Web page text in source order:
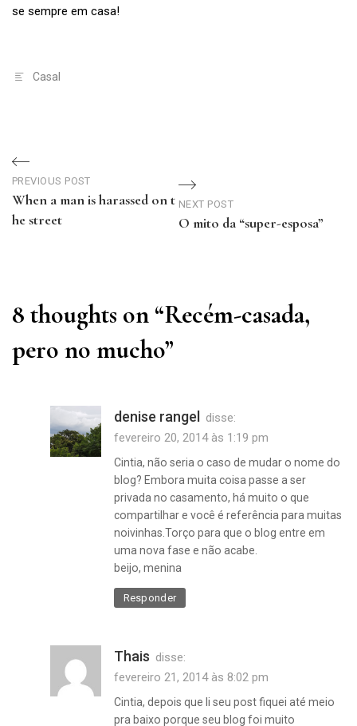
se sempre em casa!
Casal
Navegação
de
PREVIOUS POST
When a man is harassed on t
he street
NEXT POST
O mito da “super-esposa”
8 thoughts on “Recém-casada,
pero no mucho”
denise rangel disse:
fevereiro 20, 2014 às 1:19 pm
Cintia, não seria o caso de mudar o nome do
blog? Embora muita coisa passe a ser
privada no casamento, há muito o que
compartilhar e você é referência para muitas
noivinhas.Torço para que o blog entre em
uma nova fase e não acabe.
beijo, menina
Responder
Thais disse:
fevereiro 21, 2014 às 8:02 pm
Cintia, depois que li seu post fiquei até meio
pra baixo porque seu blog foi muito